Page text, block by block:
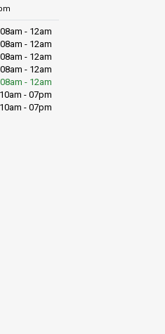
08am - 12am
08am - 12am
08am - 12am
08am - 12am
08am - 12am
10am - 07pm
10am - 07pm